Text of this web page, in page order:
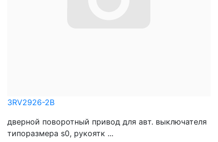
3RV2926-2B
дверной поворотный привод для авт. выключателя
типоразмера s0, рукоятк ...